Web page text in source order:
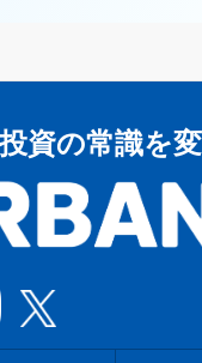
資の常識を変